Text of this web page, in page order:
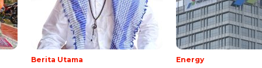
Berita Utama Energy